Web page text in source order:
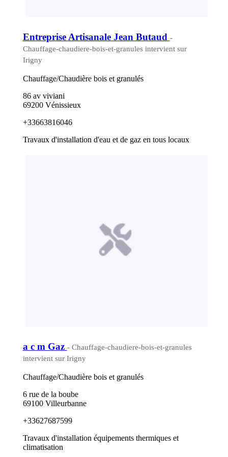
Entreprise Artisanale Jean Butaud -
Chauffage-chaudiere-bois-et-granules intervient sur
Irigny
Chauffage/Chaudière bois et granulés
86 av viviani
69200 Vénissieux
+33663816046
Travaux d'installation d'eau et de gaz en tous locaux
a c m Gaz - Chauffage-chaudiere-bois-et-granules
intervient sur Irigny
Chauffage/Chaudière bois et granulés
6 rue de la boube
69100 Villeurbanne
+33627687599
Travaux d'installation équipements thermiques et
climatisation